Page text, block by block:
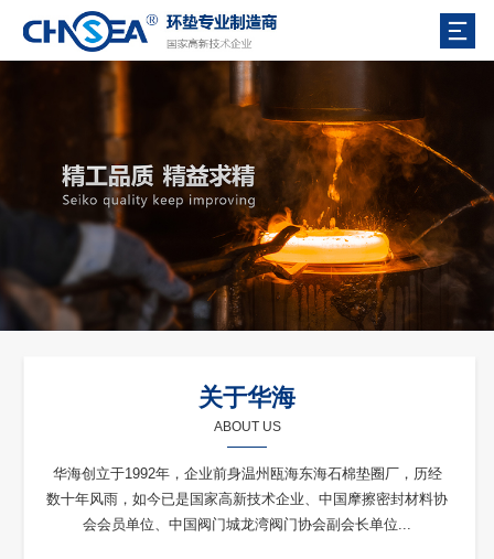
关于华海
ABOUT US
华海创立于1992年，企业前身温州瓯海东海石棉垫圈厂，历经
数十年风雨，如今已是国家高新技术企业、中国摩擦密封材料协
会会员单位、中国阀门城龙湾阀门协会副会长单位...